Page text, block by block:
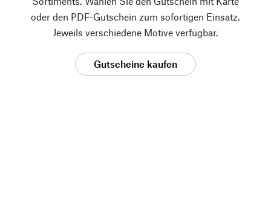
oder den PDF-Gutschein zum sofortigen Einsatz.
Jeweils verschiedene Motive verfügbar.
Gutscheine kaufen